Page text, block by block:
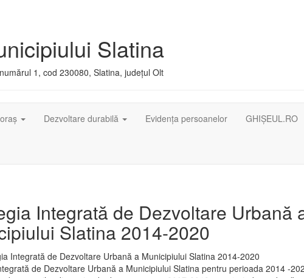
Slatina
1, cod 230080, Slatina, județul Olt
Dezvoltare durabilă Evidența persoanelor GHIȘEUL.RO
Integrată de Dezvoltare Urbană
Slatina 2014-2020
de Dezvoltare Urbană a Municipiului Slatina pentru perioada 2014 -